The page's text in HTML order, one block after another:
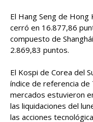
El Hang Seng de Hong
cerró en 16.877,86
compuesto de
2.869,83 puntos.
El Kospi de Corea del
índice de referencia de
mercados estuvieron
las liquidaciones del
las acciones